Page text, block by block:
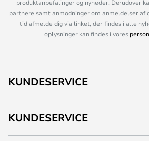
produktanbefalinger og nyheder. Derudover
partnere samt anmodninger om anmeldelser af
tid afmelde dig via linket, der findes i alle
oplysninger kan findes i vores
KUNDESERVICE
KUNDESERVICE